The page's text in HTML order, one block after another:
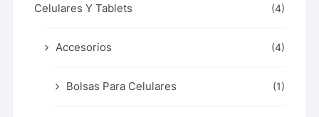
Celulares Y Tablets (4)
Accesorios (4)
Bolsas Para Celulares (1)